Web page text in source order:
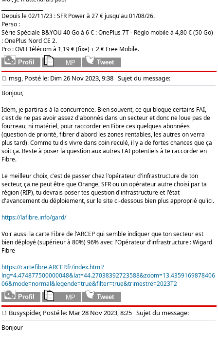
Depuis le 02/11/23 : SFR Power à 27 € jusqu'au 01/08/26.
Perso :
Série Spéciale B&YOU 40 Go à 6 € : OnePlus 7T - Réglo mobile à 4,80 € (50 Go)
: OnePlus Nord CE 2.
Pro : OVH Télécom à 1,19 € (fixe) + 2 € Free Mobile.
msg, Posté le: Dim 26 Nov 2023, 9:38 Sujet du message:
Bonjour,
Idem, je partirais à la concurrence. Bien souvent, ce qui bloque certains FAI,
c'est de ne pas avoir assez d'abonnés dans un secteur et donc ne loue pas de
fourreau, ni matériel, pour raccorder en Fibre ces quelques abonnées
(question de priorité, fibrer d'abord les zones rentables, les autres on verra
plus tard). Comme tu dis vivre dans coin reculé, il y a de fortes chances que ça
soit ça. Reste à poser la question aux autres FAI potentiels à te raccorder en
Fibre.
Le meilleur choix, c'est de passer chez l'opérateur d'infrastructure de ton
secteur, ça ne peut être que Orange, SFR ou un opérateur autre choisi par ta
région (RIP), tu devrais poser tes question d'infrastructure et l'état
d'avancement du déploiement, sur le site ci-dessous bien plus approprié qu'ici.
https://lafibre.info/gard/
Voir aussi la carte Fibre de l'ARCEP qui semble indiquer que ton secteur est
bien déployé (supérieur à 80%) 96% avec l'Opérateur d’infrastructure : Wigard
Fibre
https://cartefibre.ARCEP.fr/index.html?
lng=4.474877500000048&lat=44.27038392723588&zoom=13.4359169878406
06&mode=normal&legende=true&filter=true&trimestre=2023T2
Busyspider, Posté le: Mar 28 Nov 2023, 8:25 Sujet du message:
Bonjour